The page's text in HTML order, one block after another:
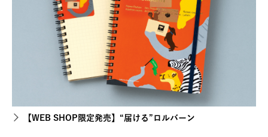
【WEB SHOP限定発売】“届ける”ロルバーン